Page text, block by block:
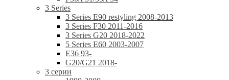
3 Series
3 Series E90 restyling 2008-2013
3 Series F30 2011-2016
3 Series G20 2018-2022
5 Series E60 2003-2007
E36 93-
G20/G21 2018-
3 серии